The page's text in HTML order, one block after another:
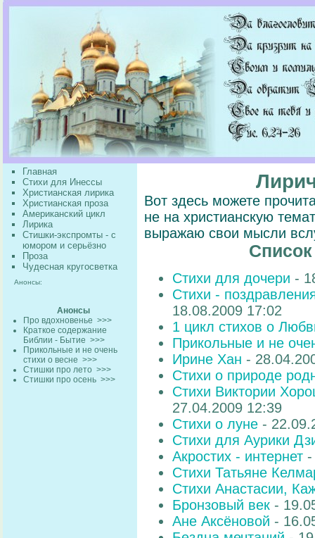
Главная
Стихи для Инессы
Христианская лирика
Христианская проза
Американский цикл
Лирика
Стишки-экспромты - с
юмором и серьёзно
Проза
Чудесная кругосветка
Анонсы:
Анонсы
Про вдохновенье >>>
Краткое содержание
Библии - Бытие >>>
Прикольные и не очень
стихи о весне >>>
Стишки про лето >>>
Стишки про осень >>>
Вот здесь можете
не на христианскую
выражаю свои мысли
Стихи для дочери -
Cтихи -
18.08.2009 17:02
1 цикл стихов о
Прикольные и не
Ирине Хан -
Стихи о природе
Стихи Виктории
27.04.2009 12:39
Стихи о луне -
Стихи для Аурики
Акростих - интернет
Стихи Татьяне
Стихи Анастасии,
Бронзовый век -
Ане Аксёновой -